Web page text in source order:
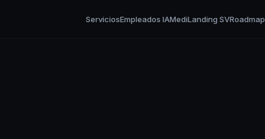
ServiciosEmpleados IAMediLanding SVRoadmap